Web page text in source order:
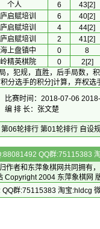
个人 6
43[2]
启赋培训 6
40[2]
启赋培训 4
44[2]
启赋培训 2
41[2]
上盘镇中 0
8
精英棋院 0
2[2]
，犯规，直胜，后手局数，
分选手的积分]计算，弃权选
比赛时间：2018-07-06
编 排 长：张文楚
第06轮排行 第01轮排行 自设
QQ群:75115383
作者和 东萍象棋网共同拥有
Copyright 2004 东萍象棋网
群:75115383 淘宝:hldcg